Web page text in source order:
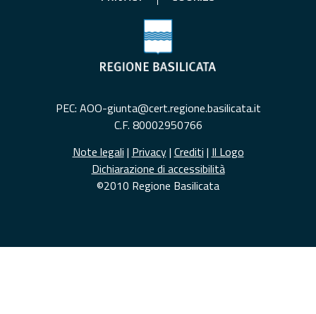
PEC: AOO-giunta@cert.regione.basilicata.it
C.F. 80002950766
Note legali | Privacy| Crediti | Il Logo
Dichiarazione di accessibilità
©2010 Regione Basilicata